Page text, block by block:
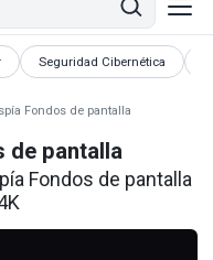
de pantallaSeguridad Cibernética
Fondos de pantalla
Fondos de pantalla
de pantalla
Fondos de pantalla